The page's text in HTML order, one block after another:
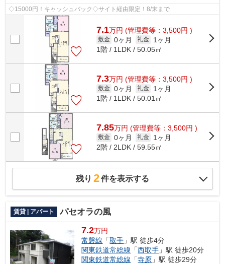
◇15000円！キャッシュバック◇サイト経由限定！8/末まで
7.1万円 (管理費等：3,500円 )
敷金 0ヶ月 礼金
1ヶ月
1階 / 1LDK / 50.05㎡
7.3万円 (管理費等：3,500円 )
敷金 0ヶ月 礼金
1ヶ月
1階 / 1LDK / 50.01㎡
7.85万円 (管理費等：3,500円 )
敷金 0ヶ月 礼金
1ヶ月
2階 / 2LDK / 59.55㎡
残り 2件を表示する
賃貸 | アパート パセオラの風
7.2万円
常磐線 「取手 」駅 徒歩4分
関東鉄道常総線 「西取手 」駅 徒歩20分
関東鉄道常総線 「寺原 」駅 徒歩29分